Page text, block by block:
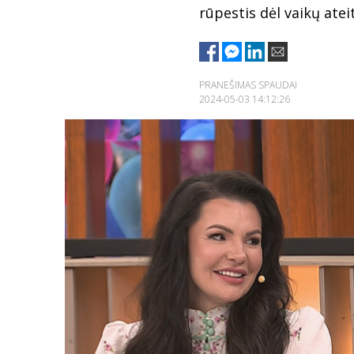
rūpestis dėl vaikų
PRANEŠIMAS SPAUDAI
2024-05-03 14:12:26